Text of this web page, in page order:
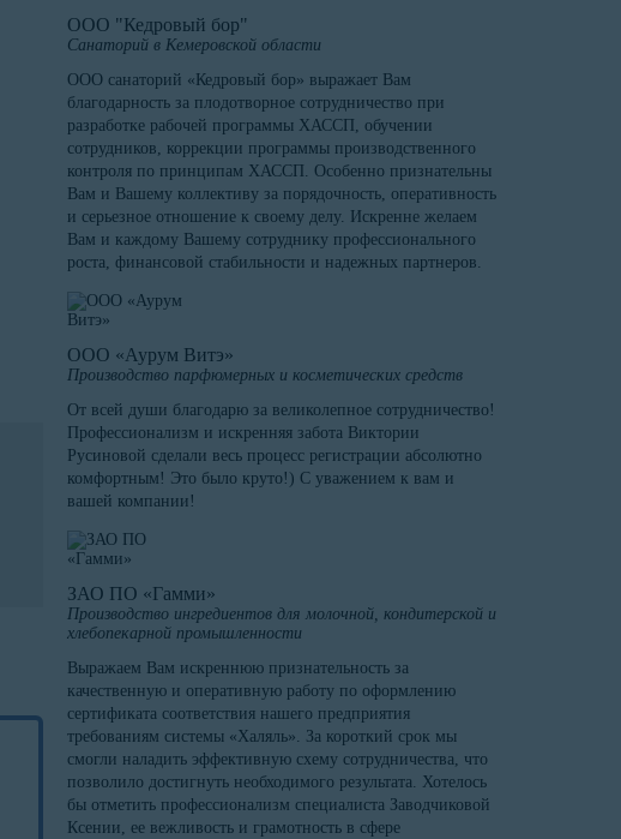
ООО "Кедровый бор"
Санаторий в Кемеровской области
ООО санаторий «Кедровый бор» выражает Вам
благодарность за плодотворное сотрудничество при
разработке рабочей программы ХАССП, обучении
сотрудников, коррекции программы производственного
контроля по принципам ХАССП. Особенно признательны
Вам и Вашему коллективу за порядочность, оперативность
и серьезное отношение к своему делу. Искренне желаем
Вам и каждому Вашему сотруднику профессионального
роста, финансовой стабильности и надежных партнеров.
ООО «Аурум Витэ»
Производство парфюмерных и косметических средств
От всей души благодарю за великолепное сотрудничество!
Профессионализм и искренняя забота Виктории
Русиновой сделали весь процесс регистрации абсолютно
комфортным! Это было круто!) С уважением к вам и
вашей компании!
ЗАО ПО «Гамми»
Производство ингредиентов для молочной, кондитерской и
хлебопекарной промышленности
Выражаем Вам искреннюю признательность за
качественную и оперативную работу по оформлению
сертификата соответствия нашего предприятия
требованиям системы «Халяль». За короткий срок мы
смогли наладить эффективную схему сотрудничества, что
позволило достигнуть необходимого результата. Хотелось
бы отметить профессионализм специалиста Заводчиковой
Ксении, ее вежливость и грамотность в сфере